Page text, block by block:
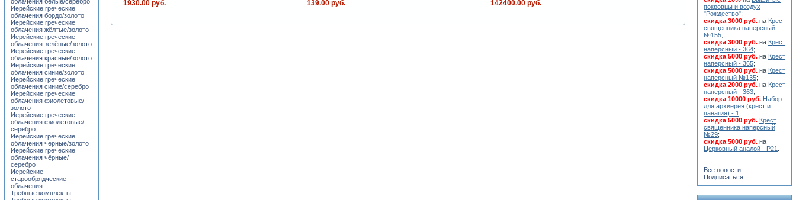
1930.00 руб.
139.00 руб. 142400.00 руб.
Иерейские греческие
облачения бордо/золото
Иерейские греческие
облачения жёлтые/золото
Иерейские греческие
облачения зелёные/золото
Иерейские греческие
облачения красные/золото
Иерейские греческие
облачения синие/золото
Иерейские греческие
облачения синие/серебро
Иерейские греческие
облачения фиолетовые/
золото
Иерейские греческие
облачения фиолетовые/
серебро
Иерейские греческие
облачения чёрные/золото
Иерейские греческие
облачения чёрные/
серебро
Иерейские
старообрядческие
облачения
Требные комплекты
покровцы и воздух
"Рождество";
скидка 3000 руб. на Крест
священника наперсный
№155;
скидка 3000 руб. на Крест
наперсный - 364;
скидка 5000 руб. на Крест
наперсный - 365;
скидка 5000 руб. на Крест
наперсный №135;
скидка 2000 руб. на Крест
наперсный - 363;
скидка 10000 руб. Набор
для архиерея (крест и
панагия) - 1 ;
скидка 5000 руб. Крест
священника наперсный
№29;
скидка 5000 руб. на
Церковный аналой - Р21
Все новости
Подписаться